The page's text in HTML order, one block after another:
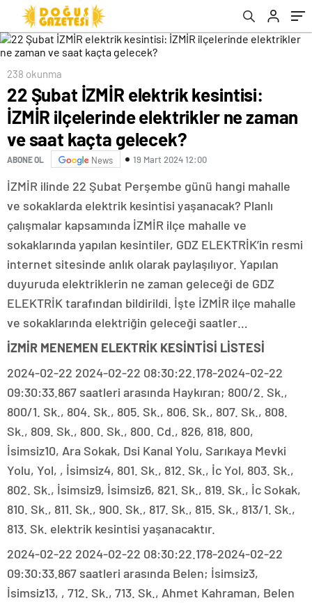
kaçta gelecek?
238 okunma
22 Şubat İZMİR elektrik kesintisi:
İZMİR ilçelerinde elektrikler ne zaman
ve saat kaçta gelecek?
ABONE OL News 19 Mart 2024 12:00
İZMİR ilinde 22 Şubat Perşembe günü hangi mahalle
ve sokaklarda elektrik kesintisi yaşanacak? Planlı
çalışmalar kapsamında İZMİR ilçe mahalle ve
sokaklarında yapılan kesintiler, GDZ ELEKTRİK’in resmi
internet sitesinde anlık olarak paylaşılıyor. Yapılan
duyuruda elektriklerin ne zaman geleceği de GDZ
ELEKTRİK tarafından bildirildi. İşte İZMİR ilçe mahalle
ve sokaklarında elektriğin geleceği saatler…
İZMİR MENEMEN ELEKTRİK KESİNTİSİ LİSTESİ
2024-02-22 2024-02-22 08:30:22.178-2024-02-22
09:30:33.867 saatleri arasında Haykıran; 800/2. Sk.,
800/1. Sk., 804. Sk., 805. Sk., 806. Sk., 807. Sk., 808.
Sk., 809. Sk., 800. Sk., 800. Cd., 826, 818, 800,
İsimsiz10, Ara Sokak, Dsi Kanal Yolu, Sarıkaya Mevki
Yolu, Yol, , İsimsiz4, 801. Sk., 812. Sk., İc Yol, 803. Sk.,
802. Sk., İsimsiz9, İsimsiz6, 821. Sk., 819. Sk., İc Sokak,
810. Sk., 811. Sk., 900. Sk., 817. Sk., 815. Sk., 813/1. Sk.,
813. Sk. elektrik kesintisi yaşanacaktır.
2024-02-22 2024-02-22 08:30:22.178-2024-02-22
09:30:33.867 saatleri arasında Belen; İsimsiz3,
İsimsiz13, , 712. Sk., 713. Sk., Ahmet Kahraman, Belen